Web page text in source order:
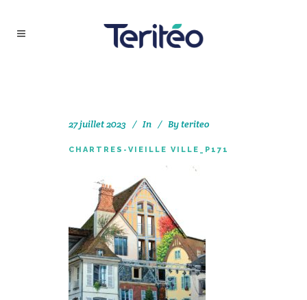
27 juillet 2023 In Byteriteo
CHARTRES-VIEILLE VILLE_P171